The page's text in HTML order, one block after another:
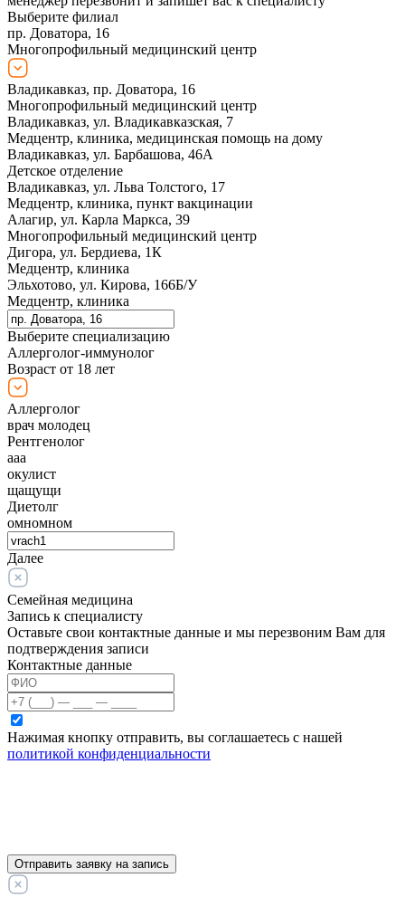
Выберите филиал
пр. Доватора, 16
Многопрофильный медицинский центр
Владикавказ, пр. Доватора, 16
Многопрофильный медицинский центр
Владикавказ, ул. Владикавказская, 7
Медцентр, клиника, медицинская помощь на дому
Владикавказ, ул. Барбашова, 46А
Детское отделение
Владикавказ, ул. Льва Толстого, 17
Медцентр, клиника, пункт вакцинации
Алагир, ул. Карла Маркса, 39
Многопрофильный медицинский центр
Дигора, ул. Бердиева, 1К
Медцентр, клиника
Эльхотово, ул. Кирова, 166Б/У
Медцентр, клиника
Выберите специализацию
Аллерголог-иммунолог
Возраст от 18 лет
Аллерголог
врач молодец
Рентгенолог
ааа
окулист
щащущи
Диетолг
омномном
Далее
Семейная медицина
Запись к специалисту
Оставьте свои контактные данные и мы перезвоним Вам для
подтверждения записи
Контактные данные
Нажимая кнопку отправить, вы соглашаетесь с нашей
политикой конфиденциальности
Отправить заявку на запись